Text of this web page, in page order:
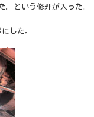
。という修理が入った。
した。